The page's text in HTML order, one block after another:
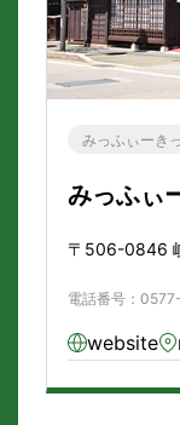
みっふぃーき
みっふぃ
〒506-0846
電話番号：
website